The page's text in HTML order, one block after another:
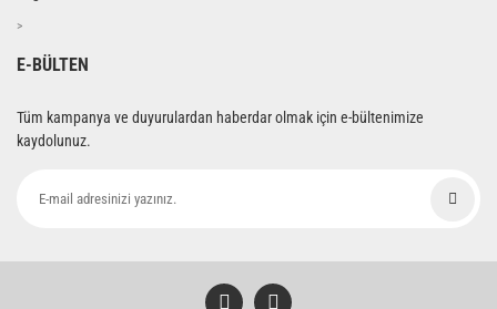
>
E-BÜLTEN
Tüm kampanya ve duyurulardan haberdar olmak için e-bültenimize
kaydolunuz.